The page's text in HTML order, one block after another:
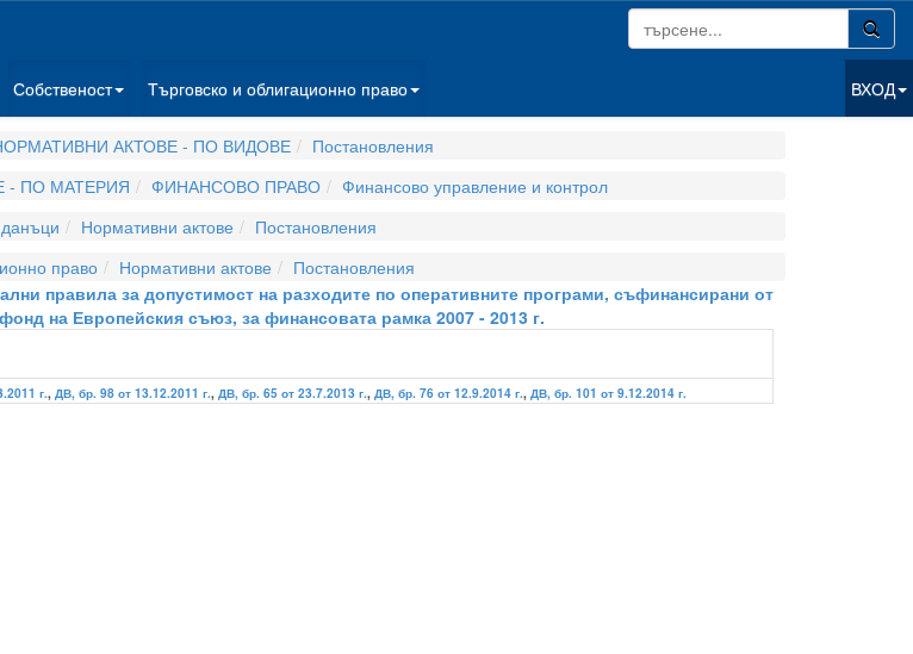
Собственост Търговско и облигационно право ВХОД
АКТОВЕ - ПО ВИДОВЕ
Постановления
- ПО МАТЕРИЯ ФИНАНСОВО ПРАВО
Финансово управление и контрол
Нормативни актове
Постановления
право
Нормативни актове
Постановления
правила за допустимост на разходите по оперативните програми, съфинансирани от
на Европейския съюз, за финансовата рамка 2007 - 2013 г.
г., ДВ, бр. 98 от 13.12.2011 г., ДВ, бр. 65 от 23.7.2013 г., ДВ, бр. 76 от 12.9.2014 г., ДВ, бр. 101 от 9.12.2014 г.